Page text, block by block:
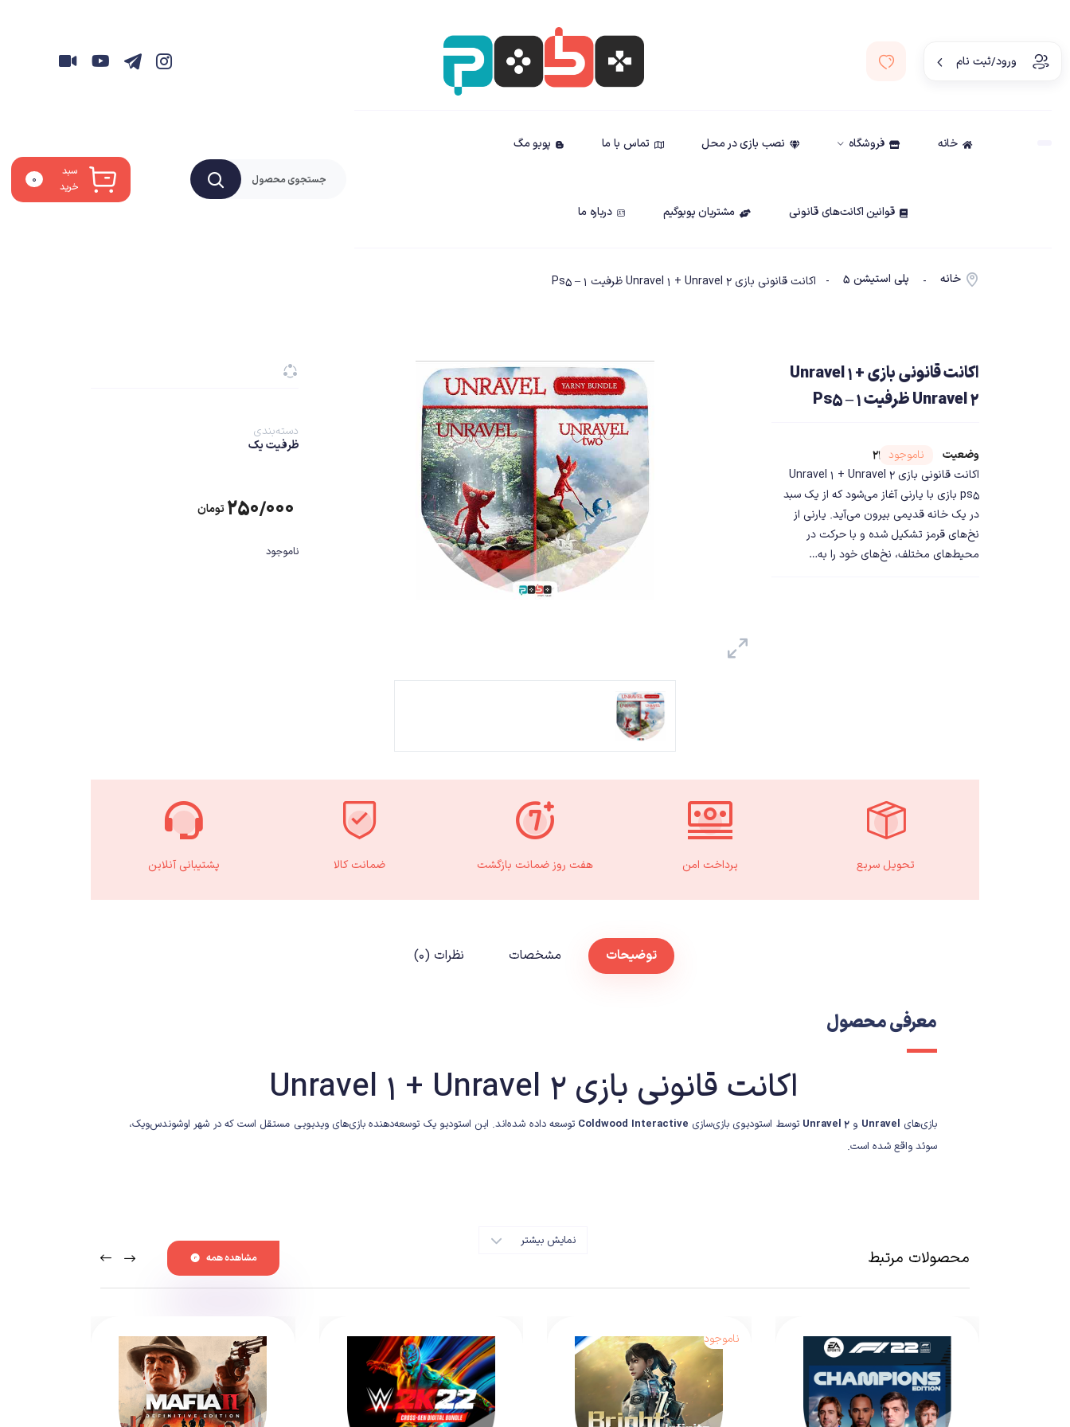
ورود/ثبت نام
خانه فروشگاه نصب بازی در محل تماس با ما پوبو مگ
قوانین اکانت‌های قانونی مشتریان پوبوگیم درباره ما
سبد
خرید
۰
خانه - پلی استیشن ۵ - اکانت قانونی بازی Unravel 1 + Unravel 2 ظرفیت 1 – Ps5
اکانت قانونی بازی Unravel 1 +
Unravel 2 ظرفیت 1 – Ps5
وضعیت ناموجودشناسه محصول ۲۳۲۴۳
اکانت قانونی بازی Unravel 1 + Unravel 2
ps5 بازی با یارنی آغاز می‌شود که از یک سبد
در یک خانه قدیمی بیرون می‌آید. یارنی از
نخ‌های قرمز تشکیل شده و با حرکت در
محیط‌های مختلف، نخ‌های خود را به…
دسته‌بندی
ظرفیت یک
۲۵۰/۰۰۰ تومان
ناموجود
تحویل سریع پرداخت امن هفت روز ضمانت بازگشت ضمانت کالا پشتیبانی آنلاین
توضیحات مشخصات نظرات (۰)
معرفی محصول
اکانت قانونی بازی Unravel 1 + Unravel 2
بازی‌های Unravel و Unravel 2 توسط استودیوی بازی‌سازی Coldwood Interactive توسعه داده شده‌اند. این استودیو یک توسعه‌دهنده بازی‌های ویدیویی مستقل است که در شهر اوشوندس‌ویک،
سوئد واقع شده است.
نمایش بیشتر
محصولات مرتبط مشاهده همه
ناموجود